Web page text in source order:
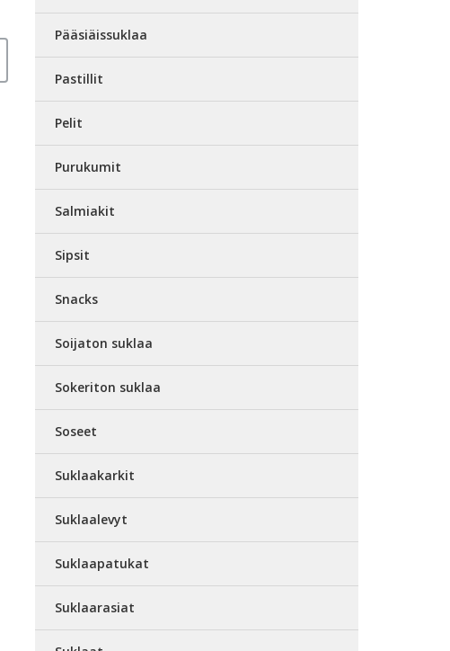
Pääsiäissuklaa
Pastillit
Pelit
Purukumit
Salmiakit
Sipsit
Snacks
Soijaton suklaa
Sokeriton suklaa
Soseet
Suklaakarkit
Suklaalevyt
Suklaapatukat
Suklaarasiat